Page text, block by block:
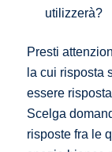
utilizzerà?
Presti
la cui risposta
essere
Scelga
risposte fra le